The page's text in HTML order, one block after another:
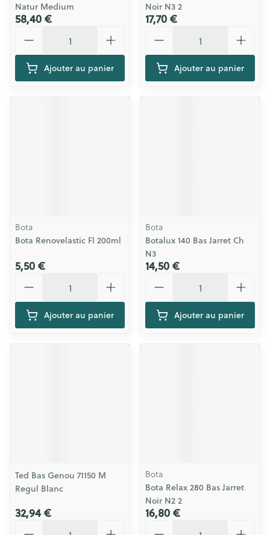
Natur Medium
58,40 €
Ajouter au panier
Noir N3 2
17,70 €
Ajouter au panier
Bota
Bota Renovelastic Fl 200ml
5,50 €
Ajouter au panier
Bota
Botalux 140 Bas Jarret Ch
N3
14,50 €
Ajouter au panier
Ted Bas Genou 71150 M
Regul Blanc
32,94 €
Bota
Bota Relax 280 Bas Jarret
Noir N2 2
16,80 €